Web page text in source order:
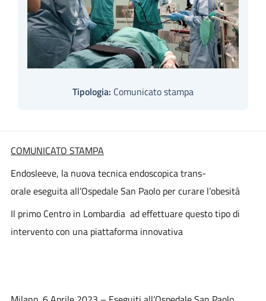
Tipologia: Comunicato stampa
COMUNICATO STAMPA
Endosleeve, la nuova tecnica endoscopica trans-
oraleeseguita all’Ospedale San Paolo per curare l’obesità
Il primo Centro in Lombardia ad effettuare questo tipo di
interventocon una piattaforma innovativa